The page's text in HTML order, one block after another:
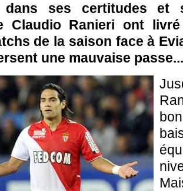
dans ses certitudes et
Claudio Ranieri ont
de la saison face à
une mauvaise passe...